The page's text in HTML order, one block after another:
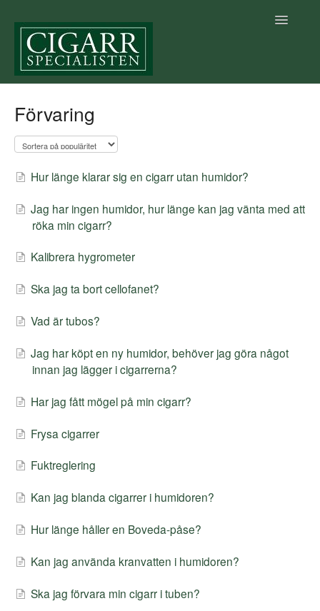
Toggle
Villkor
Förvaring
Hur länge klarar sig en cigarr utan humidor?
Jag har ingen humidor, hur länge kan jag vänta med att
röka min cigarr?
Kalibrera hygrometer
Ska jag ta bort cellofanet?
Vad är tubos?
Jag har köpt en ny humidor, behöver jag göra något
innan jag lägger i cigarrerna?
Har jag fått mögel på min cigarr?
Frysa cigarrer
Fuktreglering
Kan jag blanda cigarrer i humidoren?
Hur länge håller en Boveda-påse?
Kan jag använda kranvatten i humidoren?
Ska jag förvara min cigarr i tuben?